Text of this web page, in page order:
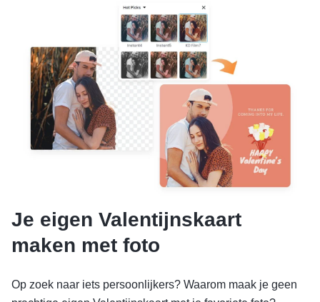
Je eigen Valentijnskaart
maken met foto
Op zoek naar iets persoonlijkers? Waarom maak je geen